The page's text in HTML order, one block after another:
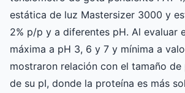
estática de luz Mastersizer 3000 y
2% p/p y a diferentes pH. Al evaluar
máxima a pH 3, 6 y 7 y mínima a
mostraron relación con el tamaño
de su pI, donde la proteína es más